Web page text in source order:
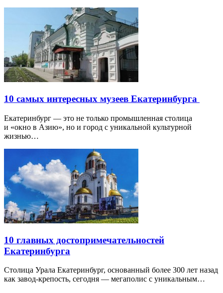
10 самых интересных музеев Екатеринбурга
Екатеринбург — это не только промышленная столица
и «окно в Азию», но и город с уникальной культурной
жизнью…
10 главных достопримечательностей
Екатеринбурга
Столица Урала Екатеринбург, основанный более 300 лет назад
как завод-крепость, сегодня — мегаполис с уникальным…